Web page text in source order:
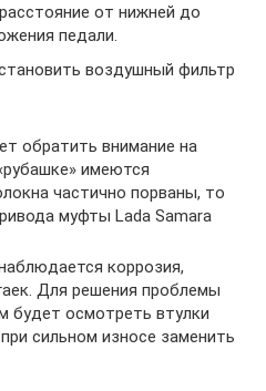
от нижней до
педали.
воздушный фильтр
обратить внимание на
имеются
частично порваны, то
муфты Lada Samara
коррозия,
Для решения проблемы
будет осмотреть втулки
сильном износе заменить